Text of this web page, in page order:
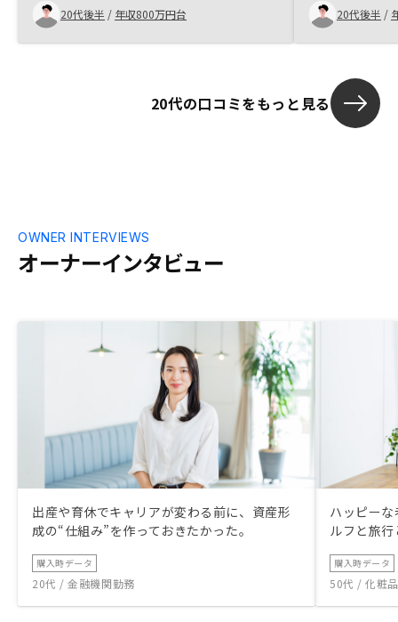
20代後半 / 年収800万円台 20代後半 /
20代の口コミをもっと見る
オーナーインタビュー
OWNER INTERVIEWS
出産や育休でキャリアが変わる前に、資産形
成の“仕組み”を作っておきたかった。
購入時データ
20代 / 金融機関勤務
ハッピー
ルフと旅
購入時データ
50代 / 化粧